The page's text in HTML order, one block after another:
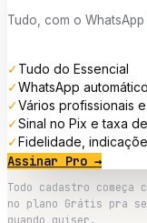
Tudo, com o
✓Tudo do Essencial
✓WhatsApp
✓Vários profissionais
✓Sinal no Pix e taxa
✓Fidelidade,
Assinar Pro →
Todo cadastro
no plano Grátis pra
quando quiser.